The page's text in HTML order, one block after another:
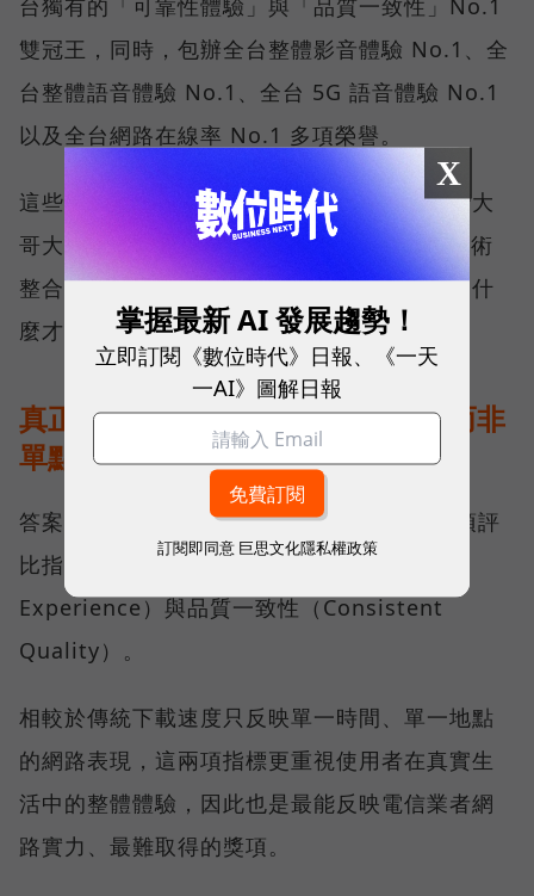
台獨有的「可靠性體驗」與「品質一致性」No.1
雙冠王，同時，包辦全台整體影音體驗 No.1、全
台整體語音體驗 No.1、全台 5G 語音體驗 No.1
以及全台網路在線率 No.1 多項榮譽。
這些獎項反映的不只是網路順暢，更代表台灣大
哥大長期投入頻譜布局、基地台建設與 5G 技術
整合所累積的成果，也讓外界重新思考：究竟什
麼才是真正的好網路？
真正的好網路，比的是長期穩定、而非
單點測速
答案，就藏在 Opensignal 最具代表性的兩項評
比指標──可靠性體驗（Reliability
Experience）與品質一致性（Consistent
Quality）。
相較於傳統下載速度只反映單一時間、單一地點
的網路表現，這兩項指標更重視使用者在真實生
活中的整體體驗，因此也是最能反映電信業者網
路實力、最難取得的獎項。
X
掌握最新 AI 發展趨勢！
立即訂閱《數位時代》日報、《一天
一AI》圖解日報
訂閱即同意 巨思文化隱私權政策